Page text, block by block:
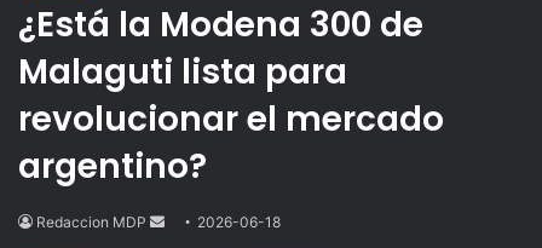
¿Está la Modena 300 de
Malaguti lista para
revolucionar el mercado
argentino?
Redaccion MDP
Send2026-06-18